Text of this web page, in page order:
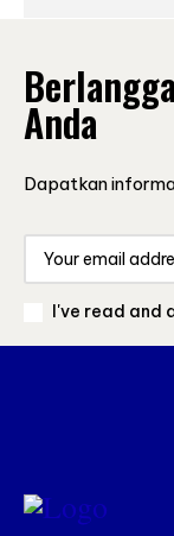
Anda
Dapatkan
I've read and